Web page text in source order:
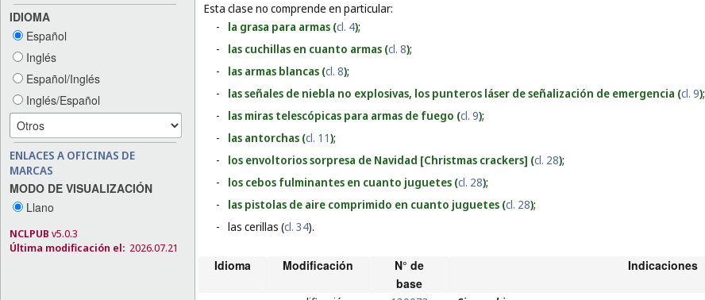
IDIOMA
Español
Inglés
Español/Inglés
Inglés/Español
ENLACES A OFICINAS DE
MARCAS
MODO DE VISUALIZACIÓN
Llano
NCLPUB v5.0.3
Última modificación el: 2026.07.21
Esta clase no comprende en particular:
-
la grasa para armas (cl. 4);
-
las cuchillas en cuanto armas (cl. 8);
-
las armas blancas (cl. 8);
-
las señales de niebla no explosivas, los punteros láser de señalización de emergencia (cl. 9);
-
las miras telescópicas para armas de fuego (cl. 9);
-
las antorchas (cl. 11);
-
los envoltorios sorpresa de Navidad [Christmas crackers] (cl. 28);
-
los cebos fulminantes en cuanto juguetes (cl. 28);
-
las pistolas de aire comprimido en cuanto juguetes (cl. 28);
- las cerillas (cl. 34).
Idioma Modificación
N° de
base
Indicaciones